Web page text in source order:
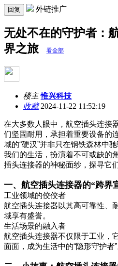
回复 外链推广
无处不在的守护者：
界之旅
看全部
楼主 惟兴科技
收藏2024-11-22 11:52:19
在大多数人眼中，航空插头连接
们坚固耐用，承担着重要设备的
域的“硬汉”并非只在钢铁森林中
我们的生活，扮演着不可或缺的
插头连接器的神秘面纱，探寻它
一、航空插头连接器的“跨界
工业领域的佼佼者
航空插头连接器以其高可靠性、
域享有盛誉。
生活场景的融入者
航空插头连接器不仅限于工业，
面面，成为生活中的“隐形守护者”